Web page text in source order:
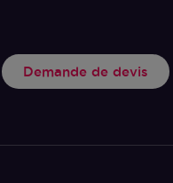
Demande de devis